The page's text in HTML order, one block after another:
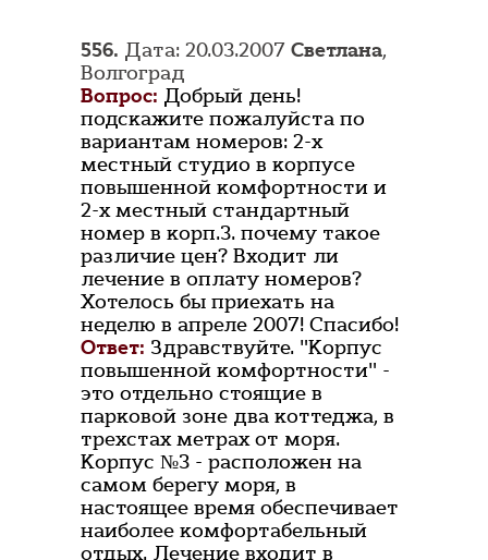
556. Дата: 20.03.2007 Светлана,
Волгоград
Вопрос: Добрый день!
подскажите пожалуйста по
вариантам номеров: 2-х
местный студио в корпусе
повышенной комфортности и
2-х местный стандартный
номер в корп.3. почему такое
различие цен? Входит ли
лечение в оплату номеров?
Хотелось бы приехать на
неделю в апреле 2007! Спасибо!
Ответ: Здравствуйте. "Корпус
повышенной комфортности" -
это отдельно стоящие в
парковой зоне два коттеджа, в
трехстах метрах от моря.
Корпус №3 - расположен на
самом берегу моря, в
настоящее время обеспечивает
наиболее комфортабельный
отдых. Лечение входит в